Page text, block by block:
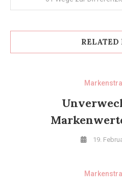
RELATED
19.